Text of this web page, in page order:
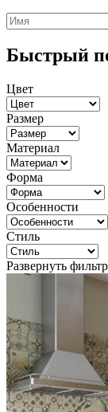
Быстрый
Цвет
Размер
Материал
Форма
Особенности
Стиль
Развернуть